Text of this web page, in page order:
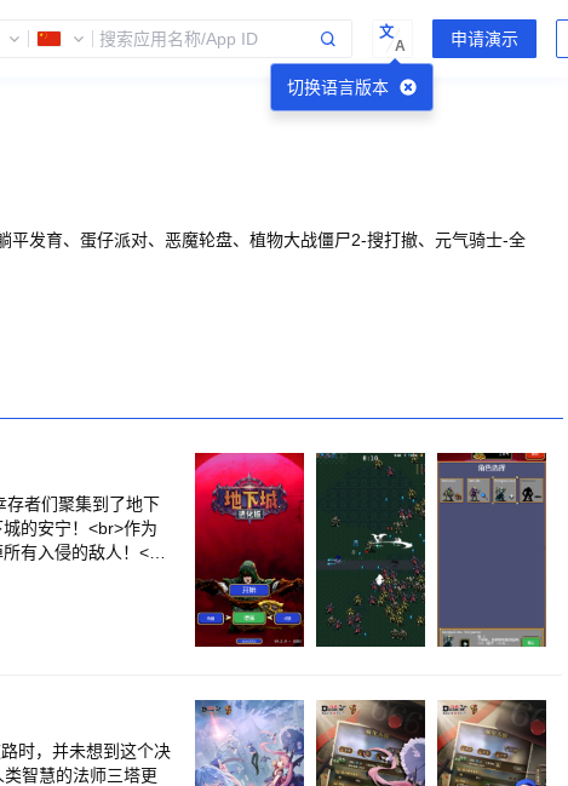
切换语言版本
文
A
发育、蛋仔派对、恶魔轮盘、植物大战僵尸2-搜打撤、元气骑士-全
存者们聚集到了地下
的安宁！<br>作为
有入侵的敌人！<br
时，并未想到这个决
智慧的法师三塔更